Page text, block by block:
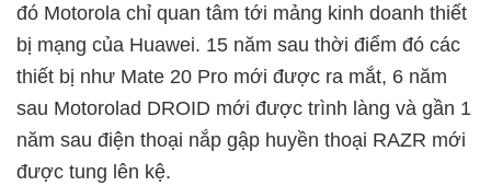
đó Motorola chỉ quan tâm tới mảng kinh doanh thiết
bị mạng của Huawei. 15 năm sau thời điểm đó các
thiết bị như Mate 20 Pro mới được ra mắt, 6 năm
sau Motorolad DROID mới được trình làng và gần 1
năm sau điện thoại nắp gập huyền thoại RAZR mới
được tung lên kệ.